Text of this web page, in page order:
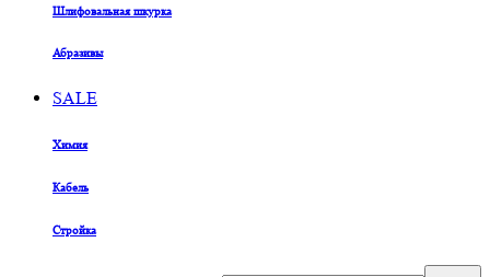
Шлифовальная шкурка
Абразивы
SALE
Химия
Кабель
Стройка